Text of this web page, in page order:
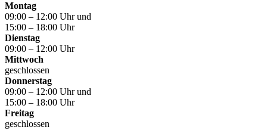
Montag
09:00 – 12:00 Uhr und
15:00 – 18:00 Uhr
Dienstag
09:00 – 12:00 Uhr
Mittwoch
geschlossen
Donnerstag
09:00 – 12:00 Uhr und
15:00 – 18:00 Uhr
Freitag
geschlossen